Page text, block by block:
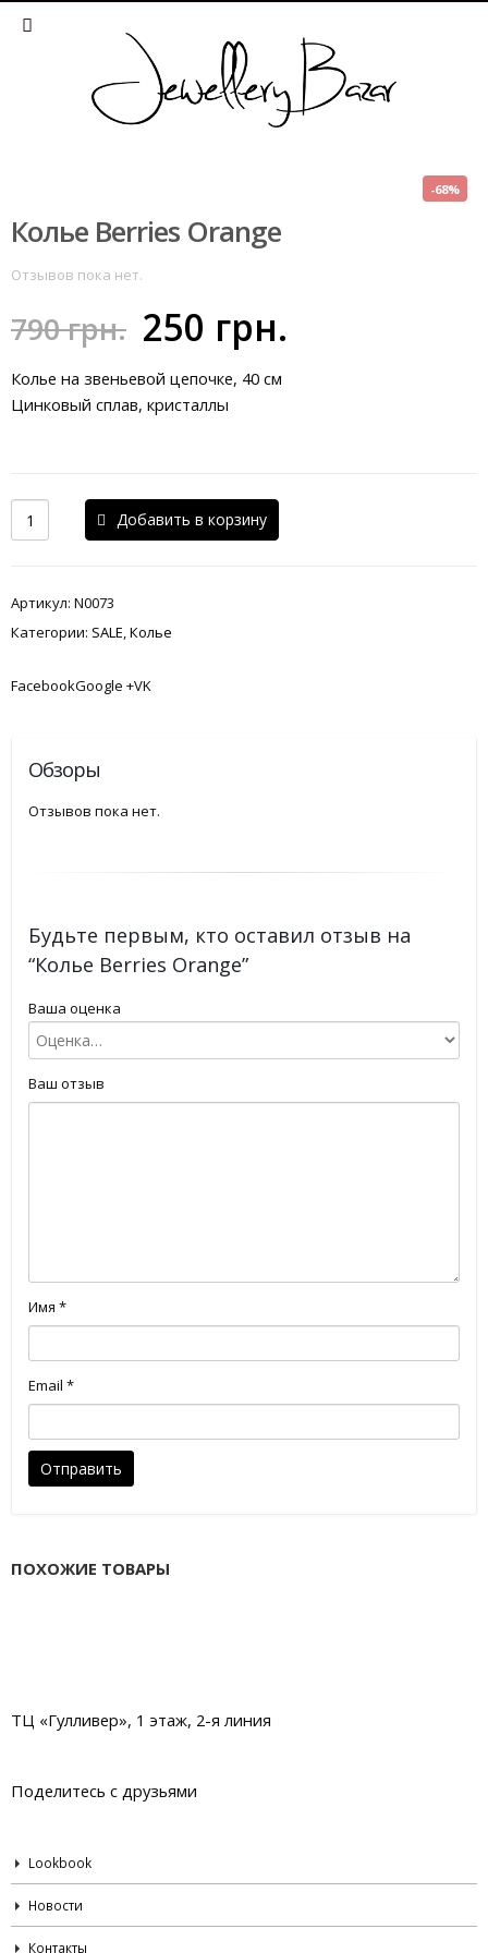
-68%
Колье Berries Orange
Отзывов пока нет.
790грн. 250 грн.
Колье на звеньевой цепочке, 40 см
Цинковый сплав, кристаллы
Добавить в корзину
Артикул: N0073
Категории: SALE,Колье
FacebookGoogle +VK
Обзоры
Отзывов пока нет.
Будьте первым, кто оставил отзыв на
“Колье Berries Orange”
Ваша оценка
Ваш отзыв
Имя *
Email *
ПОХОЖИЕ ТОВАРЫ
ТЦ «Гулливер», 1 этаж, 2-я линия
Поделитесь с друзьями
Lookbook
Новости
Контакты